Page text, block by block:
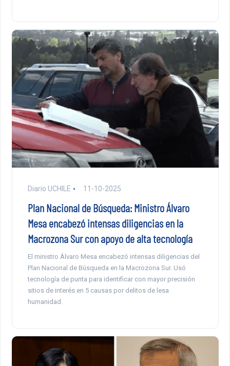
Diario UCHILE 11-10-2025
Plan Nacional de Búsqueda: Ministro Álvaro
Mesa encabezó intensas diligencias en la
Macrozona Sur con apoyo de alta tecnología
El ministro Álvaro Mesa encabezó intensas diligencias del
Plan Nacional de Búsqueda en la Macrozona Sur. Usó
tecnología de punta para identificar con mayor precisión
sitios de interés en 5 causas por delitos de lesa
humanidad.